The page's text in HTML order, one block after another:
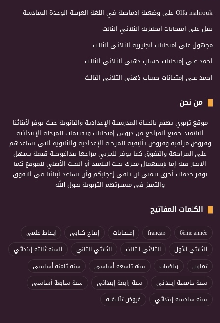
Olfa mahroukعلى وضعية إدماجية في اللغة العربية الوحدة السادسة
نبيلعلى امتحانات انجليزية الثلاثي الثالث
مجهولعلى امتحانات انجليزية الثلاثي الثالث
احمدعلى إمتحانات حساب ذهني الثلاثي الثالث
احمدعلى إمتحانات حساب ذهني الثلاثي الثالث
من نحن
موقع تربوي يهتم بالحياة المدرسية الإعدادية والثانوية حيث يوفر لأبنائنا
التلاميذ جميع المراجع من دروس إمتحانات وتقييمات للمرحلة الإبتدائية
وفروض مراقبة وفروض تأليفية للمرحلة الإعدادية والثانوية التي تساعدهم
على المراجعة والتفوق كما يوفر للمربي مراجعا بيداغوجية قيمة يسهل
الابحار فيه إما بإستعمال محرك بحث التلميذ أو البحث الأصلي للموقع كما
نوفر خدمات أخرى نتمنى أن تلقى إعجابكم وأن تساعد أبنائنا في التفوق
والتميز في مسيرتهم التربوية بحول الله
الكلمات المفاتيح
6ème année
français إمتحانات إنتاج كتابي
إيقاظ علمي
الثلاثي الأول
الثلاثي الثالث الثلاثي الثاني
السنة ثالثة إبتدائي
تمارين
رياضيات سنة تاسعة أساسي
سنة ثامنة أساسي
سنة خامسة إبتدائي
سنة رابعة إبتدائي
سنة سابعة أساسي
سنة سادسة إبتدائي
فروض تأليفية